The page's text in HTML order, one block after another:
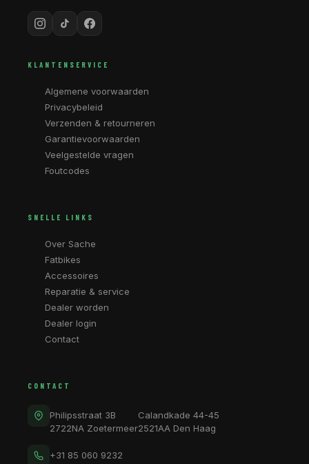
KLANTENSERVICE
Algemene voorwaarden
Privacybeleid
Verzenden & retourneren
Garantievoorwaarden
Veelgestelde vragen
Foutcodes
SNELLE LINKS
Over Sache
Fatbikes
Accessoires
Reparatie & service
Dealer worden
Dealer login
Contact
CONTACT
Philipsstraat 3B
2722NA Zoetermeer
Calandkade 44-45
2521AA Den Haag
+31 85 060 9232